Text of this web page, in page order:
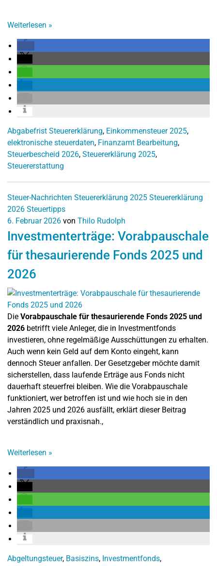
Weiterlesen »
Abgabefrist Steuererklärung, Einkommensteuer 2025,
elektronische steuerdaten, Finanzamt Bearbeitung,
Steuerbescheid 2026, Steuererklärung 2025,
Steuererstattung
Steuer-Nachrichten Steuererklärung 2025 Steuererklärung
2026 Steuertipps
6. Februar 2026 von Thilo Rudolph
Investmenterträge: Vorabpauschale
für thesaurierende Fonds 2025 und
2026
Die Vorabpauschale für thesaurierende Fonds 2025 und
2026 betrifft viele Anleger, die in Investmentfonds
investieren, ohne regelmäßige Ausschüttungen zu erhalten.
Auch wenn kein Geld auf dem Konto eingeht, kann
dennoch Steuer anfallen. Der Gesetzgeber möchte damit
sicherstellen, dass laufende Erträge aus Fonds nicht
dauerhaft steuerfrei bleiben. Wie die Vorabpauschale
funktioniert, wer betroffen ist und wie hoch sie in den
Jahren 2025 und 2026 ausfällt, erklärt dieser Beitrag
verständlich und praxisnah.,
Weiterlesen »
Abgeltungsteuer, Basiszins, Investmentfonds,